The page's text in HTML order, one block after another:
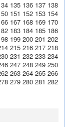
135 136 137 138
151 152 153 154
167 168 169 170
183 184 185 186
199 200 201 202
215 216 217 218
231 232 233 234
247 248 249 250
263 264 265 266
279 280 281 282